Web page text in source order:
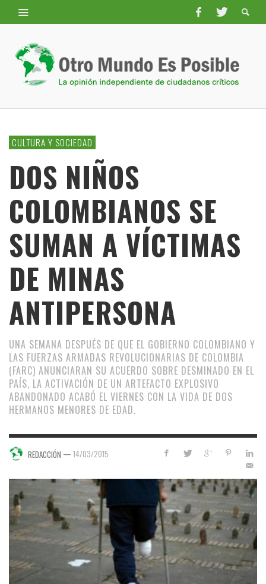
CULTURA Y SOCIEDAD
DOS NIÑOS
COLOMBIANOS SE
SUMAN A VÍCTIMAS
DE MINAS
ANTIPERSONA
UNA SEMANA DESPUÉS DE QUE EL GOBIERNO COLOMBIANO Y
LAS FUERZAS ARMADAS REVOLUCIONARIAS DE COLOMBIA
(FARC) ANUNCIARAN SU ACUERDO SOBRE DESMINADO EN EL
PAÍS, LA ACTIVACIÓN DE UN ARTEFACTO EXPLOSIVO
ABANDONADO ACABÓ EL VIERNES CON LA VIDA DE DOS
HERMANOS MENORES DE EDAD.
REDACCIÓN — 14/03/2015